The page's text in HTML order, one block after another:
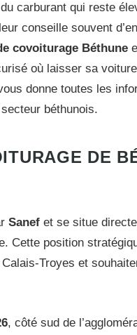
carburant qui reste
conseille souvent
covoiturage Béthune
où laisser sa
donne toutes les
béthunois.
DE
Sanef et se situe
Cette position
Troyes et
, côté sud de